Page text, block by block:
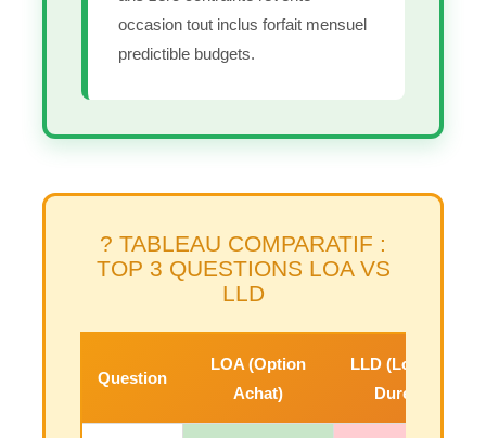
occasion tout inclus forfait mensuel
predictible budgets.
? TABLEAU COMPARATIF :
TOP 3 QUESTIONS LOA VS
LLD
Question
LOA (Option
Achat)
LLD (Longue
Duree)